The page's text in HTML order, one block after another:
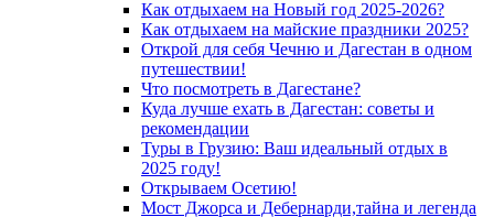
Как отдыхаем на Новый год 2025-2026?
Как отдыхаем на майские праздники 2025?
Открой для себя Чечню и Дагестан в одном
путешествии!
Что посмотреть в Дагестане?
Куда лучше ехать в Дагестан: советы и
рекомендации
Туры в Грузию: Ваш идеальный отдых в
2025 году!
Открываем Осетию!
Мост Джорса и Дебернарди,тайна и легенда